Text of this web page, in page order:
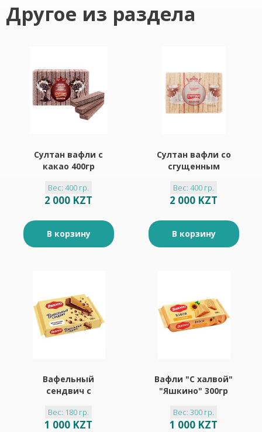
Другое из раздела
Султан вафли с
какао 400гр
Вес: 400 гр.
2 000 KZT
В корзину
Султан вафли со
сгущенным
Вес: 400 гр.
2 000 KZT
В корзину
Вафельный
сендвич с
начинкой "Яшкино"
180гр
Вес: 180 гр.
1 000 KZT
Вафли "С халвой"
"Яшкино" 300гр
Вес: 300 гр.
1 000 KZT